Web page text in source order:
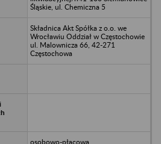
Śląskie, ul. Chemiczna 5
Składnica Akt Spółka z o.o. we
Wrocławiu Oddział w Częstochowie
ul. Malownicza 66, 42-271
Częstochowa
osobowo-płacowa